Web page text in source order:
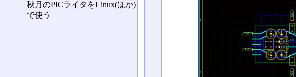
秋月のPICライタをLinux(ほか)
で使う